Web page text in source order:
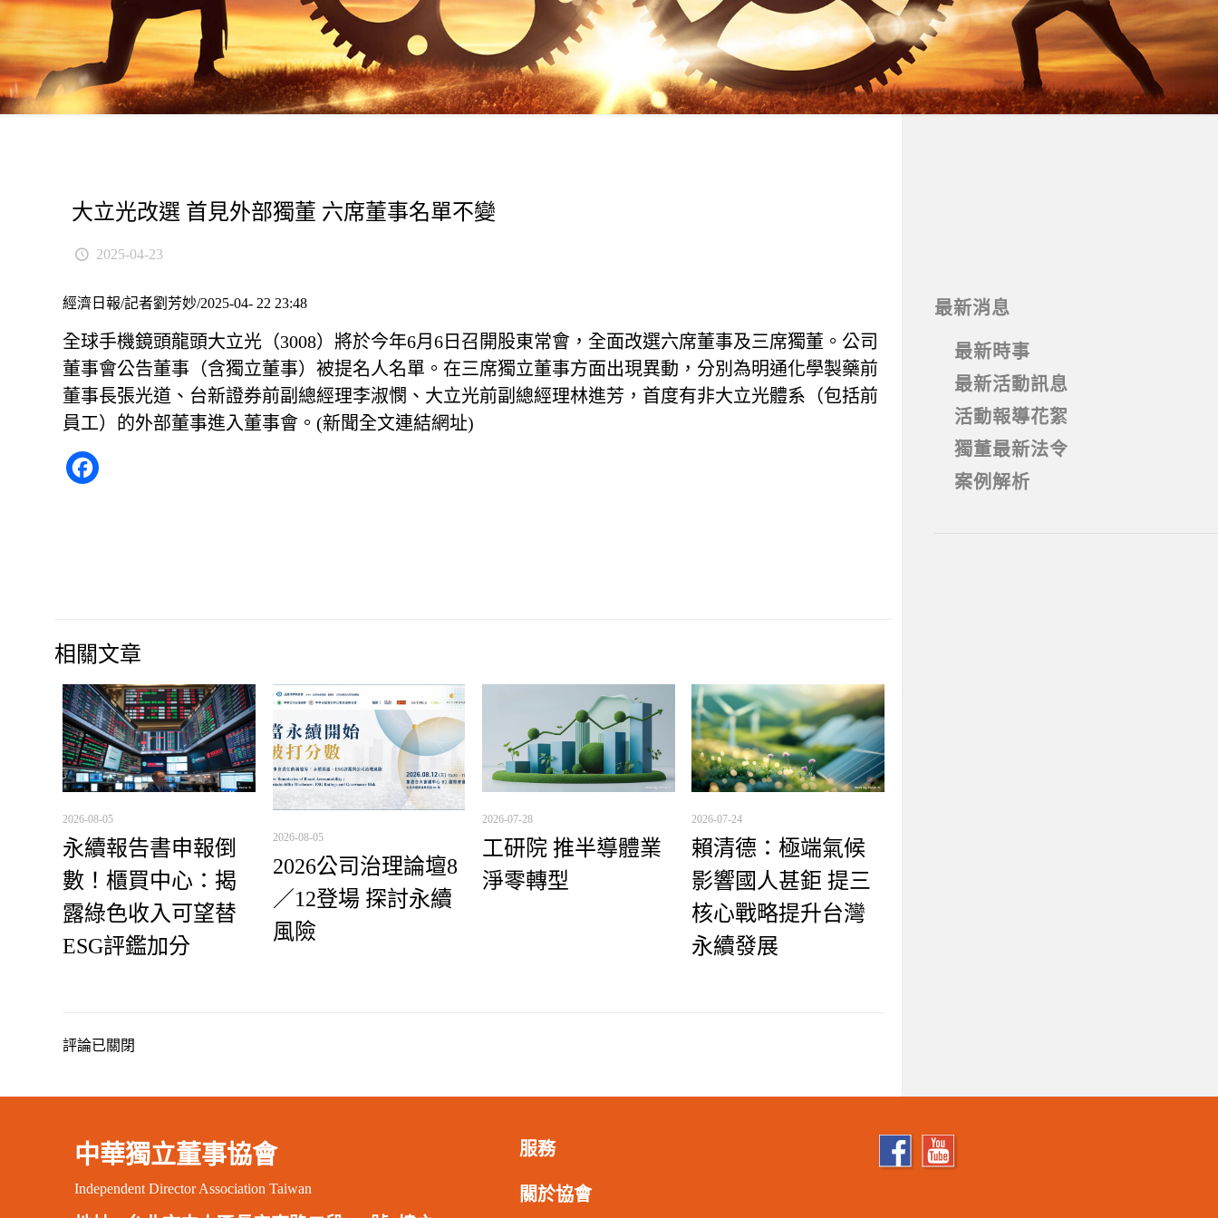
大立光改選 首見外部獨董 六席董事名單不變
2025-04-23
經濟日報/記者劉芳妙/2025-04- 22 23:48
全球手機鏡頭龍頭大立光（3008）將於今年6月6日召開股東常會，全面改選六席董事及三席獨董。公司
董事會公告董事（含獨立董事）被提名人名單。在三席獨立董事方面出現異動，分別為明通化學製藥前
董事長張光道、台新證券前副總經理李淑憫、大立光前副總經理林進芳，首度有非大立光體系（包括前
員工）的外部董事進入董事會。(新聞全文連結網址)
相關文章
2026-08-05
永續報告書申報倒
數！櫃買中心：揭
露綠色收入可望替
ESG評鑑加分
2026-08-05
2026公司治理論壇8
／12登場 探討永續
風險
2026-07-28
工研院 推半導體業
淨零轉型
2026-07-24
賴清德：極端氣候
影響國人甚鉅 提三
核心戰略提升台灣
永續發展
評論已關閉
最新消息
最新時事
最新活動訊息
活動報導花絮
獨董最新法令
案例解析
中華獨立董事協會
Independent Director Association Taiwan
服務
關於協會